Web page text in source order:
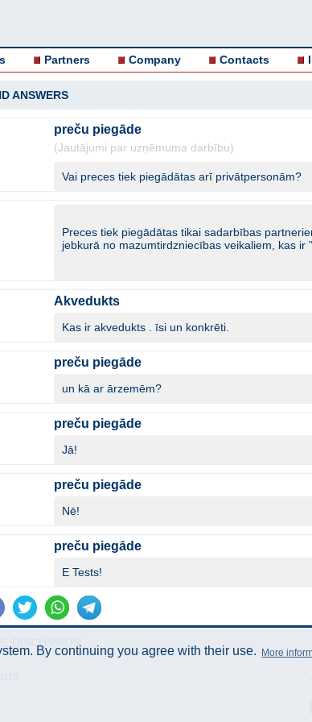
Partners Company Contacts
ANSWERS
preču piegāde
(Jautājumi par uzņēmuma darbību)
Vai preces tiek piegādātas arī privātpersonām?
Preces tiek piegādātas tikai sadarbības
jebkurā no mazumtirdzniecības veikaliem, kas
Akvedukts
Kas ir akvedukts . īsi un konkrēti.
preču piegāde
un kā ar ārzemēm?
preču piegāde
Jā!
preču piegāde
Nē!
preču piegāde
E Tests!
By continuing you agree with their use. More